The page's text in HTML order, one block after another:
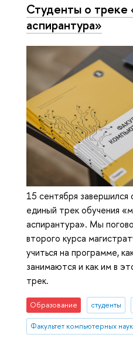
Студенты о треке
аспирантура»‎
15 сентября
единый трек обучения
аспирантура»‎. Мы
второго курса
учиться на программе,
занимаются и как им в
трек.
Образование студенты
Факультет компьютерных наук